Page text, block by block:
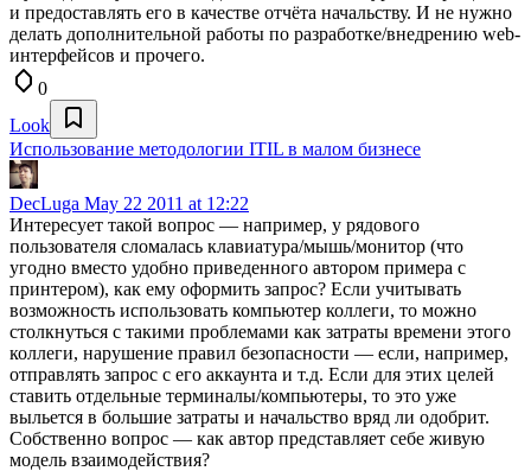
и предоставлять его в качестве отчёта начальству. И не нужно
делать дополнительной работы по разработке/внедрению web-
интерфейсов и прочего.
0
Look
Использование методологии ITIL в малом бизнесе
DecLuga May 22 2011 at 12:22
Интересует такой вопрос — например, у рядового
пользователя сломалась клавиатура/мышь/монитор (что
угодно вместо удобно приведенного автором примера с
принтером), как ему оформить запрос? Если учитывать
возможность использовать компьютер коллеги, то можно
столкнуться с такими проблемами как затраты времени этого
коллеги, нарушение правил безопасности — если, например,
отправлять запрос с его аккаунта и т.д. Если для этих целей
ставить отдельные терминалы/компьютеры, то это уже
выльется в большие затраты и начальство вряд ли одобрит.
Собственно вопрос — как автор представляет себе живую
модель взаимодействия?